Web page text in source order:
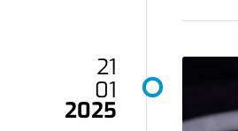
21
01
2025